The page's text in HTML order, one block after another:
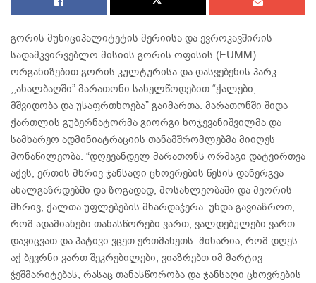
გორის მუნიციპალიტეტის მერიისა და ევროკავშირის
სადამკვირვებლო მისიის გორის ოფისის (EUMM)
ორგანიზებით გორის კულტურისა და დასვებენის პარკ
,,ახალბაღში” მარათონი სახელწოდებით “ქალები,
მშვიდობა და უსაფრთხოება” გაიმართა. მარათონში შიდა
ქართლის გუბერნატორმა გიორგი ხოჯევანიშვილმა და
სამხარეო ადმინიატრაციის თანამშრომლებმა მიიღეს
მონაწილეობა. “დღევანდელ მარათონს ორმაგი დატვირთვა
აქვს, ერთის მხრივ ჯანსაღი ცხოვრების წესის დანერგვა
ახალგაზრდებში და ზოგადად, მოსახლეობაში და მეორის
მხრივ, ქალთა უფლებების მხარდაჭერა. უნდა გავიაზროთ,
რომ ადამიანები თანასწორები ვართ, ვალდებულები ვართ
დავიცვათ და პატივი ვცეთ ერთმანეთს. მიხარია, რომ დღეს
აქ ბევრნი ვართ შეკრებილები, ვიაზრებთ იმ მარტივ
ჭეშმარიტებას, რასაც თანასწორობა და ჯანსაღი ცხოვრების